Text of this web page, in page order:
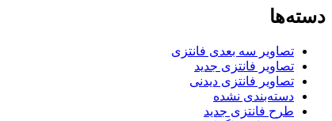
دسته‌ها
تصاویر سه بعدی فانتزی
تصاویر فانتزی جدید
تصاویر فانتزی دیدنی
دسته‌بندی نشده
طرح فانتزی جدید